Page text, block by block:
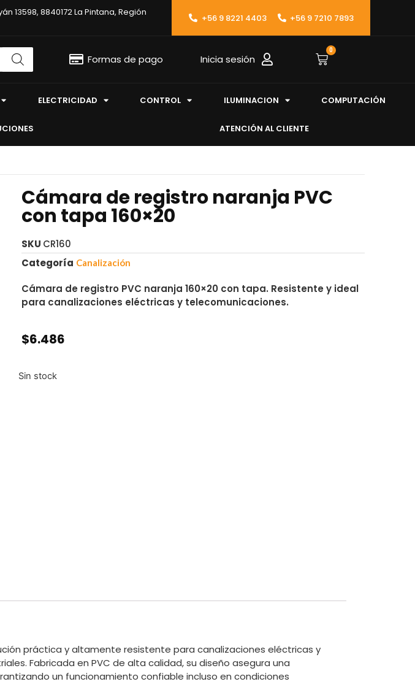
13598, 8840172 La Pintana, Región
+56 9 8221 4403 +56 9 7210 7893
Formas de pago Inicia sesión
0
ELECTRICIDAD CONTROL ILUMINACION COMPUTACIÓN
ATENCIÓN AL CLIENTE
Cámara de registro naranja PVC
con tapa 160×20
SKU CR160
Categoría Canalización
Cámara de registro PVC naranja 160×20 con tapa. Resistente y ideal
para canalizaciones eléctricas y telecomunicaciones.
$6.486
Sin stock
práctica y altamente resistente para canalizaciones eléctricas y
Fabricada en PVC de alta calidad, su diseño asegura una
un funcionamiento confiable incluso en condiciones